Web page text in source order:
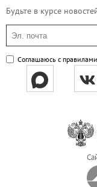
Будьте в курсе
Эл. почта
Соглашаюсь с правилами